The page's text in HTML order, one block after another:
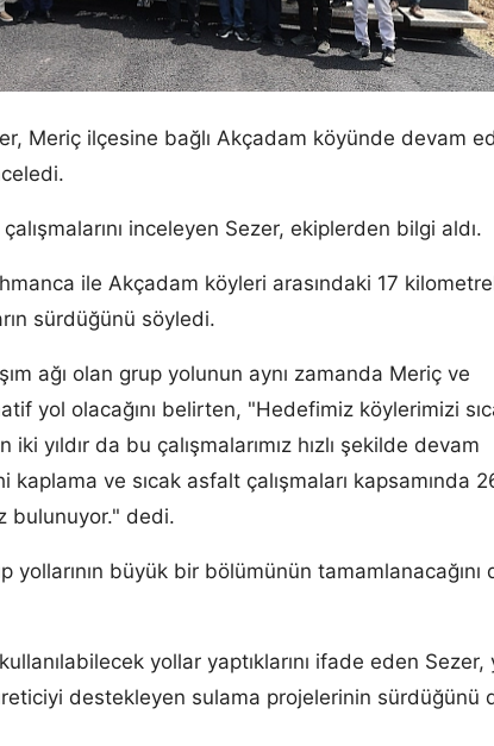
Meriç ilçesine bağlı Akçadam köyünde devam
inceleyen Sezer, ekiplerden bilgi aldı.
ile Akçadam köyleri arasındaki 17
sürdüğünü söyledi.
ağı olan grup yolunun aynı zamanda Meriç ve
yol olacağını belirten, "Hedefimiz köylerimizi
yıldır da bu çalışmalarımız hızlı şekilde devam
kaplama ve sıcak asfalt çalışmaları kapsamında
bulunuyor." dedi.
yollarının büyük bir bölümünün tamamlanacağını
yollar yaptıklarını ifade eden Sezer,
üreticiyi destekleyen sulama projelerinin sürdüğünü